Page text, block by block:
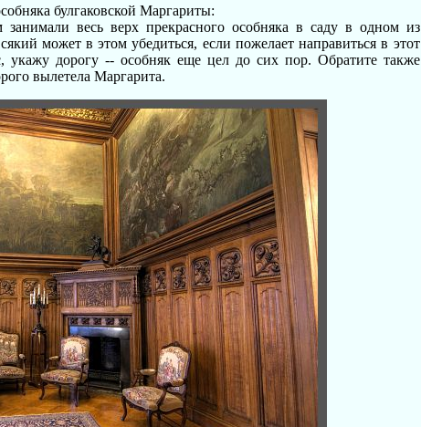
булгаковской Маргариты:
весь верх прекрасного особняка в саду в одном из
может в этом убедиться, если пожелает направиться в этот
укажу дорогу -- особняк еще цел до сих пор. Обратите также
вылетела Маргарита.